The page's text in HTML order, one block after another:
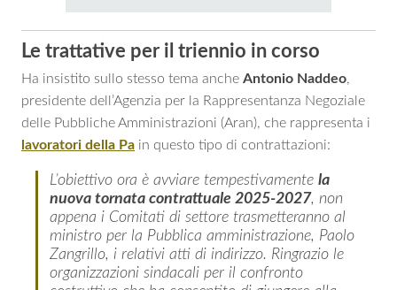
Le trattative per il triennio in corso
Ha insistito sullo stesso tema anche Antonio Naddeo,
presidente dell’Agenzia per la Rappresentanza Negoziale
delle Pubbliche Amministrazioni (Aran), che rappresenta i
lavoratori della Pa in questo tipo di contrattazioni:
L’obiettivo ora è avviare tempestivamente la
nuova tornata contrattuale 2025-2027, non
appena i Comitati di settore trasmetteranno al
ministro per la Pubblica amministrazione, Paolo
Zangrillo, i relativi atti di indirizzo. Ringrazio le
organizzazioni sindacali per il confronto